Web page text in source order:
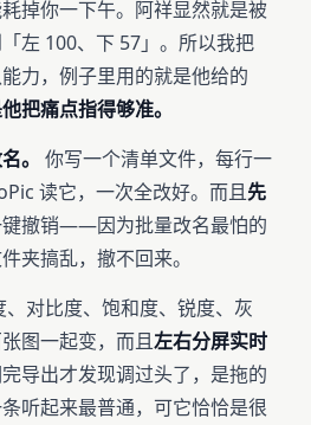
掉你一下午。阿祥显然就是被
左 100、下 57」。所以我把
力，例子里用的就是他给的
把痛点指得够准。
。 你写一个清单文件，每行一
读它，一次全改好。而且先
键撤销——因为批量改名最怕的
夹搞乱，撤不回来。
、对比度、饱和度、锐度、灰
图一起变，而且左右分屏实时
导出才发现调过头了，是拖的
听起来最普通，可它恰恰是很